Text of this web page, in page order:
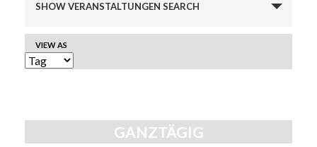
Suche
und
Ansichten,
SHOW VERANSTALTUNGEN SEARCH
VERANSTALTUNG
ANSICHTEN-
VIEW AS
GANZTÄGIG